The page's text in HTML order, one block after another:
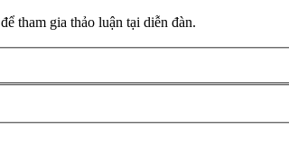
để tham gia thảo luận tại diễn đàn.